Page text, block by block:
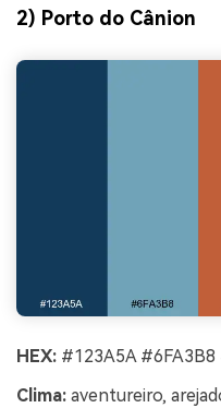
2) Porto do Cânion
HEX: #123A5A #6FA3B8
Clima: aventureiro,